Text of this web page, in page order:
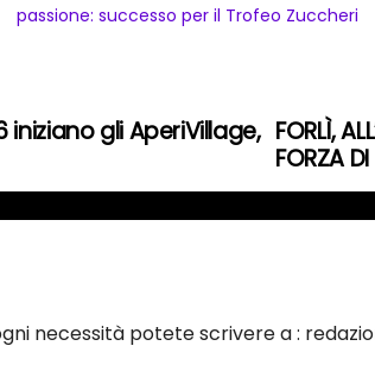
passione: successo per il Trofeo Zuccheri
FORLÌ,
FORZA
iniziano gli AperiVillage,
necessità potete scrivere a :